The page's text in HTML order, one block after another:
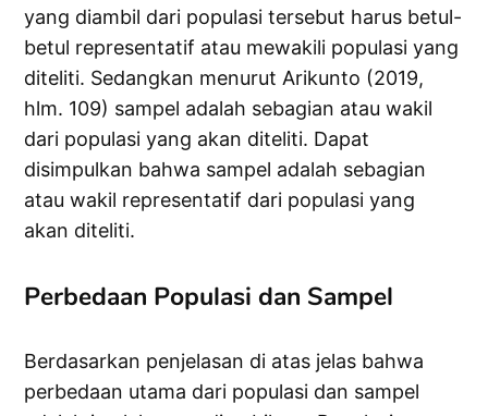
yang diambil dari populasi tersebut harus betul-
betul representatif atau mewakili populasi yang
diteliti. Sedangkan menurut Arikunto (2019,
hlm. 109) sampel adalah sebagian atau wakil
dari populasi yang akan diteliti. Dapat
disimpulkan bahwa sampel adalah sebagian
atau wakil representatif dari populasi yang
akan diteliti.
Perbedaan Populasi dan Sampel
Berdasarkan penjelasan di atas jelas bahwa
perbedaan utama dari populasi dan sampel